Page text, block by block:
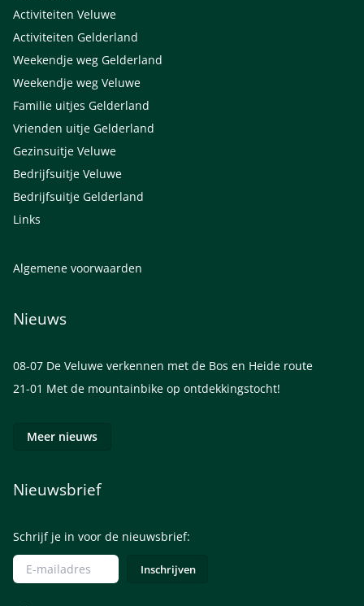
Activiteiten Veluwe
Activiteiten Gelderland
Weekendje weg Gelderland
Weekendje weg Veluwe
Familie uitjes Gelderland
Vrienden uitje Gelderland
Gezinsuitje Veluwe
Bedrijfsuitje Veluwe
Bedrijfsuitje Gelderland
Links
Algemene voorwaarden
Nieuws
08-07 De Veluwe verkennen met de Bos en Heide route
21-01 Met de mountainbike op ontdekkingstocht!
Meer nieuws
Nieuwsbrief
Schrijf je in voor de nieuwsbrief: